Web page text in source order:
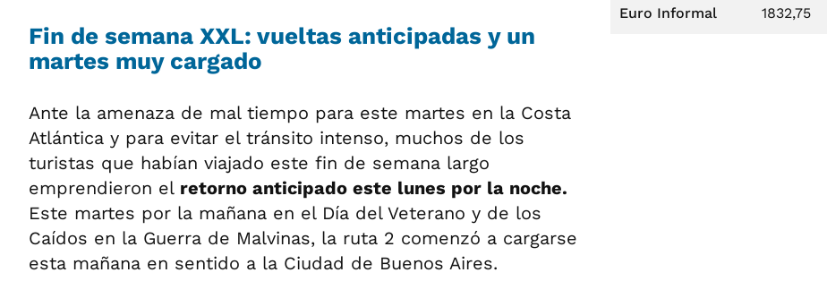
Fin de semana XXL: vueltas anticipadas y un
martes muy cargado
Ante la amenaza de mal tiempo para este martes en la Costa
Atlántica y para evitar el tránsito intenso, muchos de los
turistas que habían viajado este fin de semana largo
emprendieron el retorno anticipado este lunes por la noche.
Este martes por la mañana en el Día del Veterano y de los
Caídos en la Guerra de Malvinas, la ruta 2 comenzó a cargarse
esta mañana en sentido a la Ciudad de Buenos Aires.
Euro Informal
1832,75